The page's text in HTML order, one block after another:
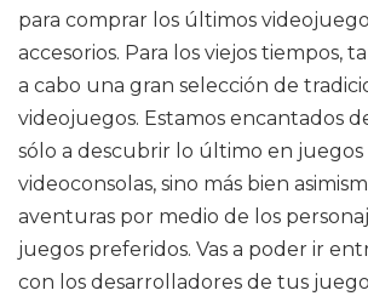
para comprar los últimos
accesorios. Para los viejos tiempos,
a cabo una gran selección de
videojuegos. Estamos encantados
sólo a descubrir lo último en juegos
videoconsolas, sino más bien
aventuras por medio de los
juegos preferidos. Vas a poder ir
con los desarrolladores de tus